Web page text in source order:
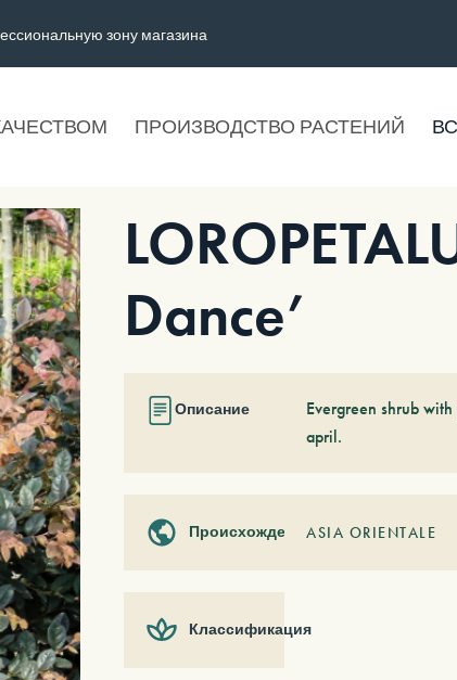
зону магазина
ПРОИЗВОДСТВО РАСТЕНИЙ
Dance’
Описание
Evergreen shrub
april.
ПроисхождениеASIA ORIENTALE
Классификация